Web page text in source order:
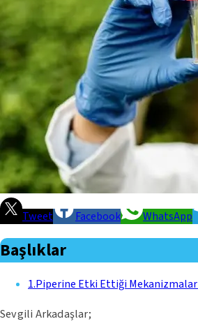
Tweet Facebook WhatsApp
Başlıklar
1.Piperine Etki Ettiği
Sevgili Arkadaşlar;